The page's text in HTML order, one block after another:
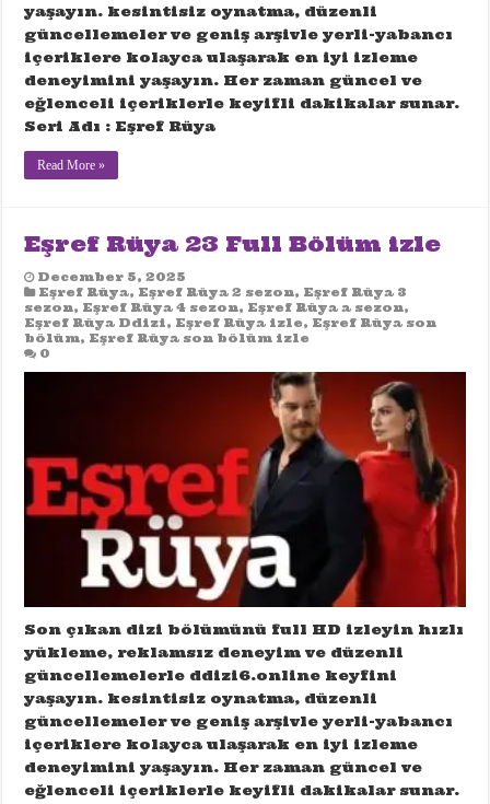
yaşayın. kesintisiz oynatma, düzenli
güncellemeler ve geniş arşivle yerli-yabancı
içeriklere kolayca ulaşarak en iyi izleme
deneyimini yaşayın. Her zaman güncel ve
eğlenceli içeriklerle keyifli dakikalar sunar.
Seri Adı : Eşref Rüya
Read More »
Eşref Rüya 23 Full Bölüm izle
December 5, 2025
Eşref Rüya, Eşref Rüya 2 sezon, Eşref Rüya 3
sezon, Eşref Rüya 4 sezon, Eşref Rüya a sezon,
Eşref Rüya Ddizi, Eşref Rüya izle, Eşref Rüya son
bölüm, Eşref Rüya son bölüm izle
0
Son çıkan dizi bölümünü full HD izleyin hızlı
yükleme, reklamsız deneyim ve düzenli
güncellemelerle ddizi6.online keyfini
yaşayın. kesintisiz oynatma, düzenli
güncellemeler ve geniş arşivle yerli-yabancı
içeriklere kolayca ulaşarak en iyi izleme
deneyimini yaşayın. Her zaman güncel ve
eğlenceli içeriklerle keyifli dakikalar sunar.